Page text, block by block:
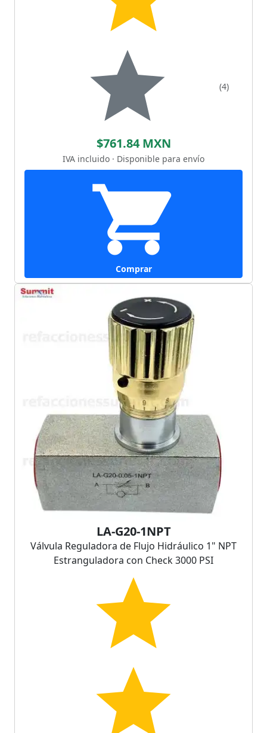
(4)
$761.84 MXN
IVA incluido · Disponible para envío
Comprar
LA-G20-1NPT
Válvula Reguladora de Flujo Hidráulico 1" NPT
Estranguladora con Check 3000 PSI